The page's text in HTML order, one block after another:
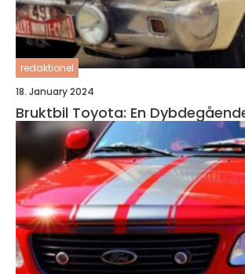
redaktionel
18. January 2024
Bruktbil Toyota: En